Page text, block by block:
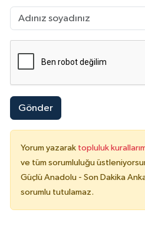
Gönder
Yorum yazarak topluluk
ve tüm sorumluluğu
Güçlü Anadolu - Son Dakika
sorumlu tutulamaz.